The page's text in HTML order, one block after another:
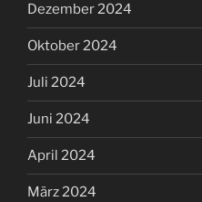
Dezember 2024
Oktober 2024
Juli 2024
Juni 2024
April 2024
März 2024